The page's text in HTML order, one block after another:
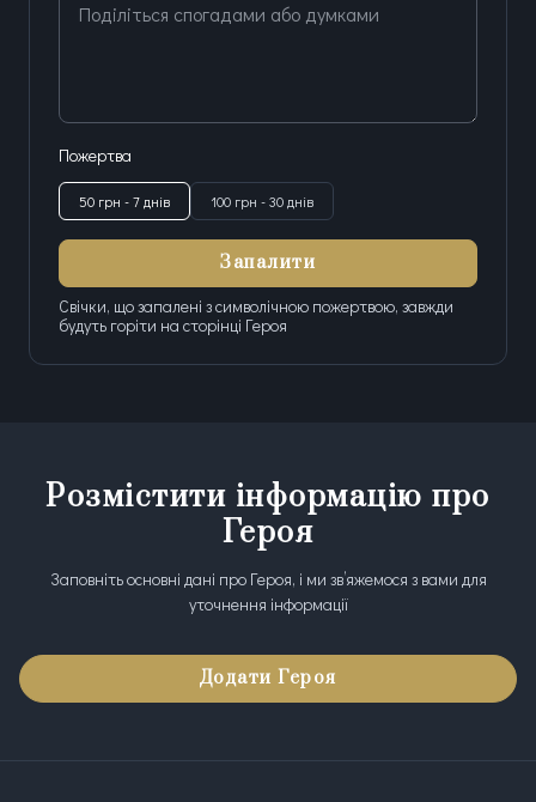
Поділіться спогадами або думками
Пожертва
50 грн - 7 днів 100 грн - 30 днів
Запалити
Свічки, що запалені з символічною пожертвою, завжди
будуть горіти на сторінці Героя
Розмістити інформацію про
Героя
Заповніть основні дані про Героя, і ми зв’яжемося з вами для
уточнення інформації
Додати Героя